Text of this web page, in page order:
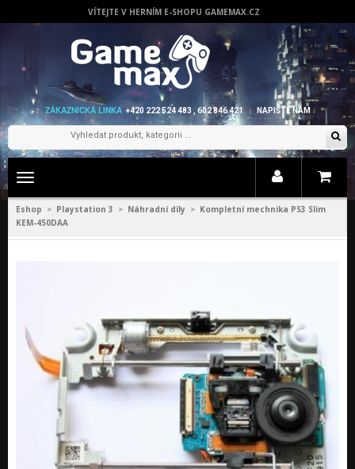
VÍTEJTE V HERNÍM E-SHOPU GAMEMAX.CZ
ZÁKAZNICKÁ LINKA +420 222 524 483 , 602 846 421 NAPIŠTE NÁM
Zobrazit
Eshop > Playstation 3 > Náhradní díly > Kompletní mechnika PS3 Slim
KEM-450DAA